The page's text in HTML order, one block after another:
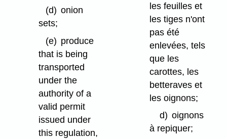
(d) onion
sets;
(e) produce
that is being
transported
under the
authority of a
valid permit
issued under
this regulation,
les feuilles et
les tiges n'ont
pas été
enlevées, tels
que les
carottes, les
betteraves et
les oignons;
d) oignons
à repiquer;